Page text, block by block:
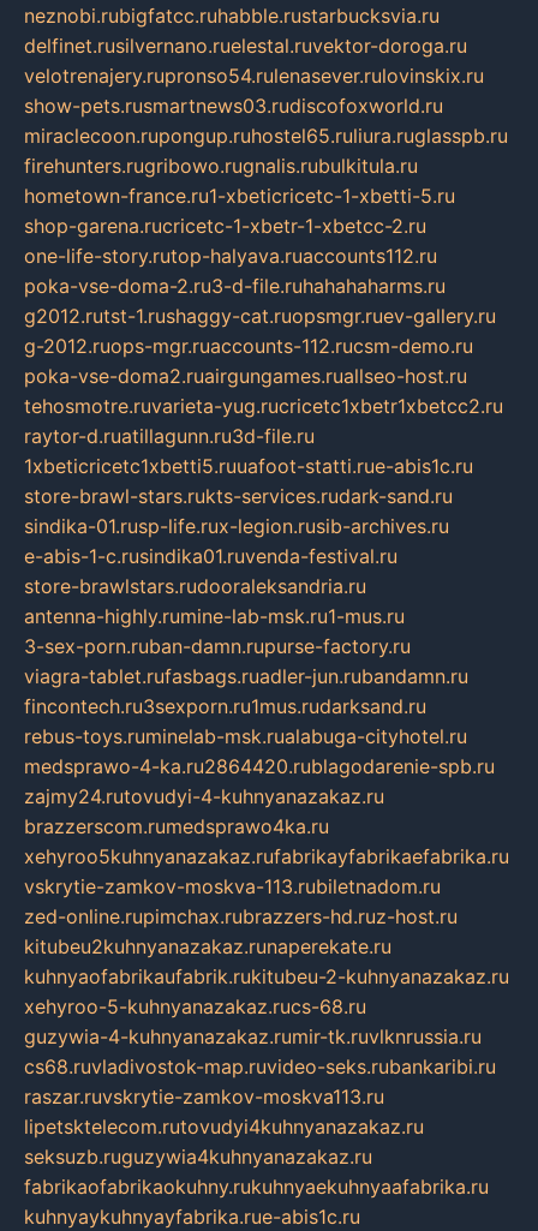
neznobi.rubigfatcc.ruhabble.rustarbucksvia.ru
delfinet.rusilvernano.ruelestal.ruvektor-doroga.ru
velotrenajery.rupronso54.rulenasever.rulovinskix.ru
show-pets.rusmartnews03.rudiscofoxworld.ru
miraclecoon.rupongup.ruhostel65.ruliura.ruglasspb.ru
firehunters.rugribowo.rugnalis.rubulkitula.ru
hometown-france.ru1-xbeticricetc-1-xbetti-5.ru
shop-garena.rucricetc-1-xbetr-1-xbetcc-2.ru
one-life-story.rutop-halyava.ruaccounts112.ru
poka-vse-doma-2.ru3-d-file.ruhahahaharms.ru
g2012.rutst-1.rushaggy-cat.ruopsmgr.ruev-gallery.ru
g-2012.ruops-mgr.ruaccounts-112.rucsm-demo.ru
poka-vse-doma2.ruairgungames.ruallseo-host.ru
tehosmotre.ruvarieta-yug.rucricetc1xbetr1xbetcc2.ru
raytor-d.ruatillagunn.ru3d-file.ru
1xbeticricetc1xbetti5.ruuafoot-statti.rue-abis1c.ru
store-brawl-stars.rukts-services.rudark-sand.ru
sindika-01.rusp-life.rux-legion.rusib-archives.ru
e-abis-1-c.rusindika01.ruvenda-festival.ru
store-brawlstars.rudooraleksandria.ru
antenna-highly.rumine-lab-msk.ru1-mus.ru
3-sex-porn.ruban-damn.rupurse-factory.ru
viagra-tablet.rufasbags.ruadler-jun.rubandamn.ru
fincontech.ru3sexporn.ru1mus.rudarksand.ru
rebus-toys.ruminelab-msk.rualabuga-cityhotel.ru
medsprawo-4-ka.ru2864420.rublagodarenie-spb.ru
zajmy24.rutovudyi-4-kuhnyanazakaz.ru
brazzerscom.rumedsprawo4ka.ru
xehyroo5kuhnyanazakaz.rufabrikayfabrikaefabrika.ru
vskrytie-zamkov-moskva-113.rubiletnadom.ru
zed-online.rupimchax.rubrazzers-hd.ruz-host.ru
kitubeu2kuhnyanazakaz.runaperekate.ru
kuhnyaofabrikaufabrik.rukitubeu-2-kuhnyanazakaz.ru
xehyroo-5-kuhnyanazakaz.rucs-68.ru
guzywia-4-kuhnyanazakaz.rumir-tk.ruvlknrussia.ru
cs68.ruvladivostok-map.ruvideo-seks.rubankaribi.ru
raszar.ruvskrytie-zamkov-moskva113.ru
lipetsktelecom.rutovudyi4kuhnyanazakaz.ru
seksuzb.ruguzywia4kuhnyanazakaz.ru
fabrikaofabrikaokuhny.rukuhnyaekuhnyaafabrika.ru
kuhnyaykuhnyayfabrika.rue-abis1c.ru